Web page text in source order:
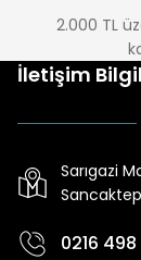
2.000 TL
İletişim
Sarıgazi
0216